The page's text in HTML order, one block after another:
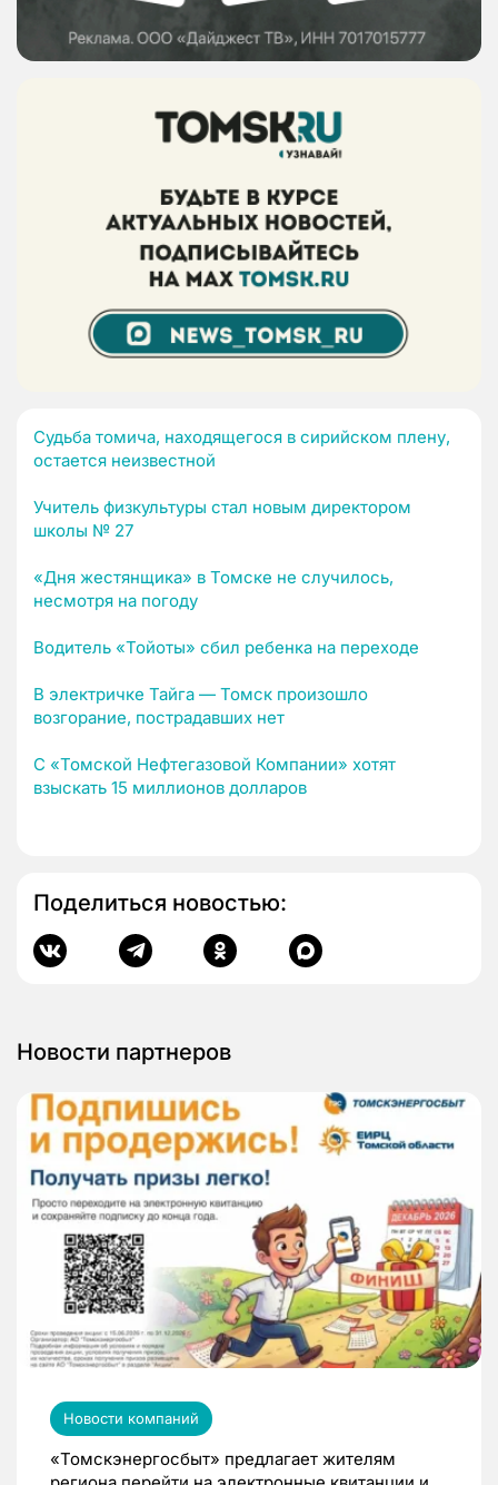
Судьба томича, находящегося в сирийском плену,
остается неизвестной
Учитель физкультуры стал новым директором
школы № 27
«Дня жестянщика» в Томске не случилось,
несмотря на погоду
Водитель «Тойоты» сбил ребенка на переходе
В электричке Тайга — Томск произошло
возгорание, пострадавших нет
С «Томской Нефтегазовой Компании» хотят
взыскать 15 миллионов долларов
Поделиться новостью:
Новости партнеров
Новости компаний
«Томскэнергосбыт» предлагает жителям